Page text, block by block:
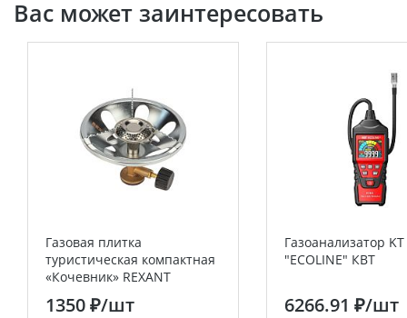
Вас может заинтересовать
Газовая плитка
туристическая компактная
«Кочевник» REXANT
1350 ₽/шт
Газоанализатор
"ECOLINE" КВТ
6266.91 ₽/шт